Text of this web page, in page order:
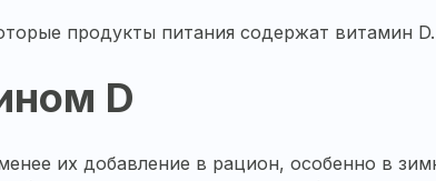
продукты питания содержат витамин
D
их добавление в рацион, особенно в